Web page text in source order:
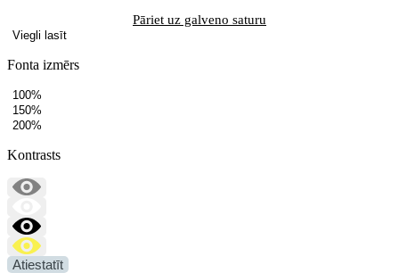
Pāriet uz galveno saturu
Viegli lasīt
Fonta izmērs
100%
150%
200%
Kontrasts
Atiestatīt